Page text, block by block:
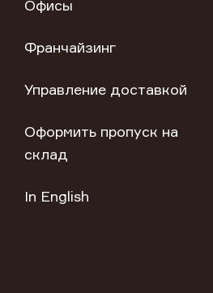
Офисы
Франчайзинг
Управление доставкой
Оформить пропуск на
склад
In English